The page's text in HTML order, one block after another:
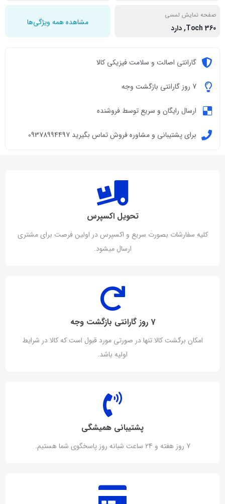
صفحه نمایش لمسی
Toch 360, دارد
مشاهده همه ویژگی‌ها
گارانتی اصالت و سلامت فیزیکی کالا
7 روز گارانتی بازگشت وجه
ارسال رایگان و سریع توسط فروشنده
برای پشتیبانی و مشاوره فروش تماس بگیرید 09378994497
تحویل اکسپرس
کلیه سفارشات بصورت سریع و اکسپرس در اولین فرصت برای مشتری
ارسال میشود.
7 روز گارانتی بازگشت وجه
امکان برگشت کالا تنها در صورتی مورد قبول است که کالا در شرایط
اولیه باشد.
پشتیبانی همیشگی
7 روز هفته و 24 ساعت شبانه روز پاسخگوی شما هستیم.